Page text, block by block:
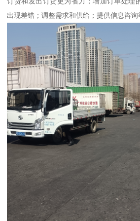
出现差错；调整需求和供给；提供信息咨询